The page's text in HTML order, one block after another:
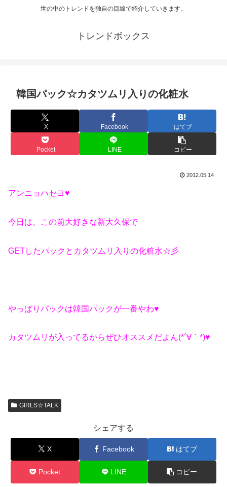
世の中のトレンドを独自の目線で紹介していきます。
トレンドボックス
韓国パック☆カタツムリ入りの化粧水
X Facebook はてブ
Pocket LINE コピー
2012.05.14
アンニョハセヨ♥
今日は、この前大好きな新大久保で
GETしたパックとカタツムリ入りの化粧水☆彡
やっぱりパックは韓国パックが一番やわ♥
カタツムリが入ってるからぜひオススメだよん(*´∀｀*)♥
GIRLS☆TALK
シェアする
X Facebook はてブ
Pocket LINE コピー